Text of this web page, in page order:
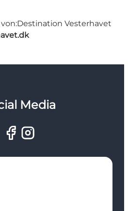
Destination Vesterhavet
Media